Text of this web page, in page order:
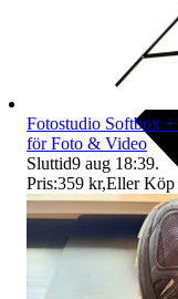
Fotostudio Softbox
för Foto & Video
Sluttid9 aug 18:39.
Pris:359 kr,Eller Köp